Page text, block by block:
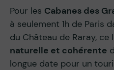
Pour les Cabanes des
à seulement 1h de Paris
du Château de Raray, ce
naturelle et cohérente
longue date pour un